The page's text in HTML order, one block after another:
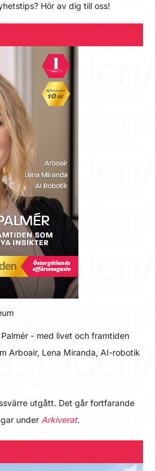
Hör av dig till oss!
- med livet och framtiden
Arboair, Lena Miranda, AI-robotik
utgått. Det går fortfarande
under Arkiverat.